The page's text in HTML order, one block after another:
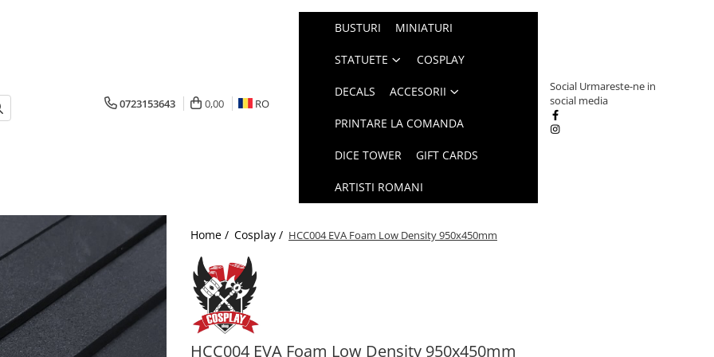
0723153643 0,00 RO
BUSTURI MINIATURI
STATUETE COSPLAY
DECALS ACCESORII
PRINTARE LA COMANDA
DICE TOWER GIFT CARDS
ARTISTI ROMANI
Social Urmareste-ne in
social media
Home / Cosplay / HCC004 EVA Foam Low Density 950x450mm
HCC004 EVA Foam Low Density 950x450mm